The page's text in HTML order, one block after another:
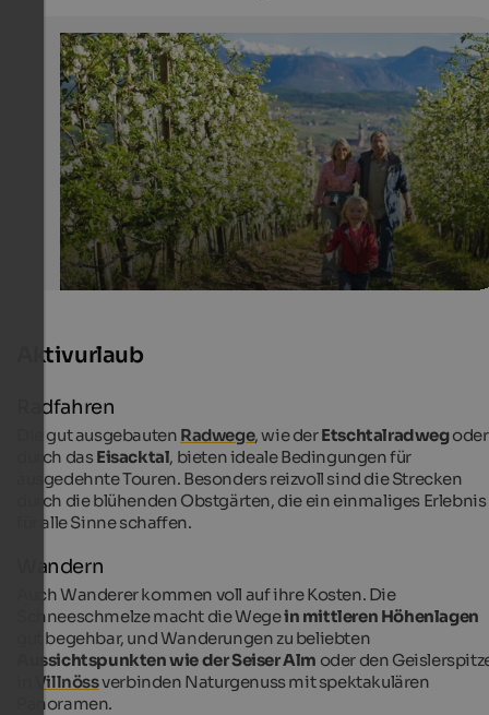
Apfelblüte
Der Frühling ist die ideale Jahreszeit für gemütliche
Spaziergänge und Wanderungen durch blühende
IDM Südtirol - Alex Filz
Aktivurlaub
Radfahren
Die gut ausgebauten Radwege, wie derEtschtalradwegoder
durch dasEisacktal, bieten ideale Bedingungen für
ausgedehnte Touren. Besonders reizvoll sind die Strecken
durch die blühenden Obstgärten, die ein einmaliges Erlebnis
für alle Sinne schaffen.
Wandern
Auch Wanderer kommen voll auf ihre Kosten. Die
Schneeschmelze macht die Wegein mittleren Höhenlagen
gut begehbar, und Wanderungen zu beliebten
Aussichtspunkten wie der Seiser Alm oder den
Villnössverbinden Naturgenuss mit spektakulären
Panoramen.